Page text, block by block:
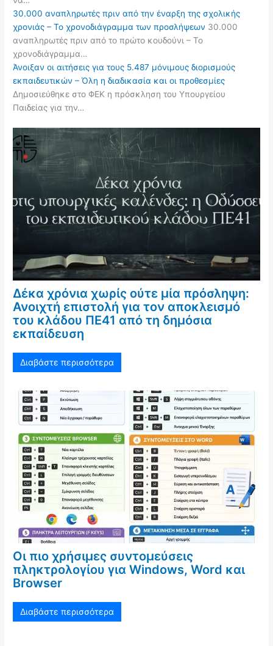
30.000 αναπληρωτές πριν από την έναρξη της σχολικής
χρονιάς – Το χρονοδιάγραμμα των προσλήψεων 30.000
αναπληρωτές πριν από το πρώτο κουδούνι – Το
χρονοδιάγραμμα…
Άνοιξαν οι αιτήσεις για τους 5.487 μόνιμους διορισμούς
εκπαιδευτικών – Όλη η διαδικασία και οι προθεσμίες
Δημοσιεύθηκε στο ΦΕΚ η πρόσκληση του Υπουργείου
Παιδείας για την…
Δέκα χρόνια χωρίς ούτε μία πρόσληψη:
Ανοιχτή επιστολή για τον αποκλεισμό
του κλάδου ΠΕ41 από τη δημόσια
εκπαίδευση
Διαβάστε περισσότερα
Οι πιο χρήσιμες συντομεύσεις
πληκτρολογίου για Windows, Word και
Browser
Διαβάστε περισσότερα